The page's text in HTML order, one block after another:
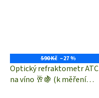
590 Kč –27 %
Optický refraktometr ATC
na víno 🥂🍇 (k měření